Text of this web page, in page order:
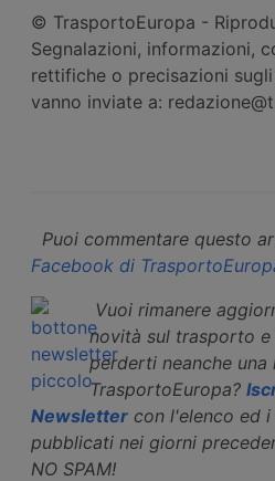
© TrasportoEuropa -
Segnalazioni, informazioni,
rettifiche o precisazioni
vanno inviate a:
Puoi commentare questo
Facebook di
Vuoi rimanere
novità sul trasporto
perderti neanche
TrasportoEuropa?
Newsletter con l'elenco ed
pubblicati nei giorni
NO SPAM!